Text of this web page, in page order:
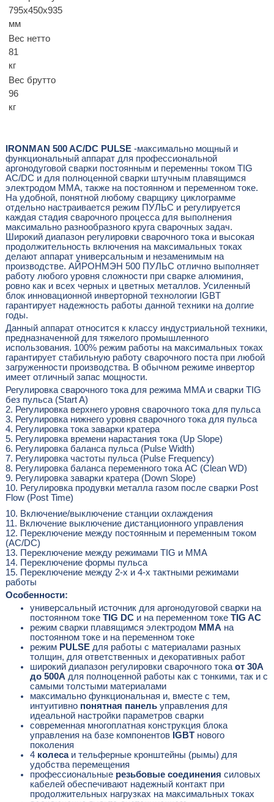
795х450х935
мм
Вес нетто
81
кг
Вес брутто
96
кг
IRONMAN 500 AC/DC PULSE-максимально мощный и
функциональный аппарат для профессиональной
аргонодуговой сварки постоянным и переменны током TIG
AC/DC и для полноценной сварки штучным плавящимся
электродом MMA, также на постоянном и переменном токе.
На удобной, понятной любому сварщику циклограмме
отдельно настраивается режим ПУЛЬС и регулируется
каждая стадия сварочного процесса для выполнения
максимально разнообразного круга сварочных задач.
Широкий диапазон регулировки сварочного тока и высокая
продолжительность включения на максимальных токах
делают аппарат универсальным и незаменимым на
производстве. АЙРОНМЭН 500 ПУЛЬС отлично выполняет
работу любого уровня сложности при сварке алюминия,
ровно как и всех черных и цветных металлов. Усиленный
блок инновационной инверторной технологии IGBT
гарантирует надежность работы данной техники на долгие
годы.
Данный аппарат относится к классу индустриальной техники,
предназначенной для тяжелого промышленного
использования. 100% режим работы на максимальных токах
гарантирует стабильную работу сварочного поста при любой
загруженности производства. В обычном режиме инвертор
имеет отличный запас мощности.
Регулировка сварочного тока для режима MMA и сварки TIG
без пульса (Start A)
2. Регулировка верхнего уровня сварочного тока для пульса
3. Регулировка нижнего уровня сварочного тока для пульса
4. Регулировка тока заварки кратера
5. Регулировка времени нарастания тока (Up Slope)
6. Регулировка баланса пульса (Pulse Width)
7. Регулировка частоты пульса (Pulse Frequency)
8. Регулировка баланса переменного тока AC (Clean WD)
9. Регулировка заварки кратера (Down Slope)
10. Регулировка продувки металла газом после сварки Post
Flow (Post Time)
10. Включение/выключение станции охлаждения
11. Включение выключение дистанционного управления
12. Переключение между постоянным и переменным током
(AC/DC)
13. Переключение между режимами TIG и MMA
14. Переключение формы пульса
15. Переключение между 2-х и 4-х тактными режимами
работы
Особенности:
универсальный источник для аргонодуговой сварки на
постоянном токе TIG DCи на переменном токе TIG AС
режим сварки плавящимся электродом MMA на
постоянном токе и на переменном токе
режим PULSE для работы с материалами разных
толщин, для ответственных и декоративных работ
широкий диапазон регулировки сварочного тока от 30А
до 500А для полноценной работы как с тонкими, так и с
самыми толстыми материалами
максимально функциональная и, вместе с тем,
интуитивно понятная панельуправления для
идеальной настройки параметров сварки
современная многоплатная конструкция блока
управления на базе компонентов IGBT нового
поколения
4 колеса и тельферные кронштейны (рымы) для
удобства перемещения
профессиональныерезьбовые соединения силовых
кабелей обеспечивают надежный контакт при
продолжительных нагрузках на максимальных токах